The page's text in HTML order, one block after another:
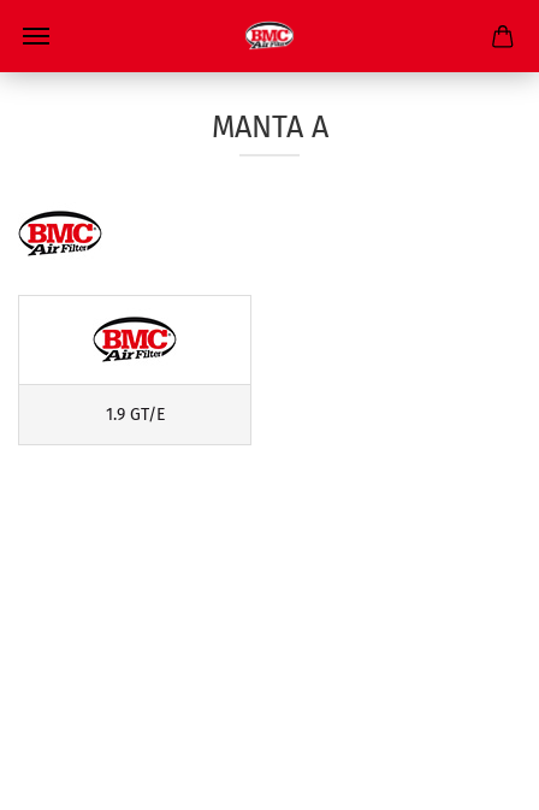
MANTA A
1.9 GT/E